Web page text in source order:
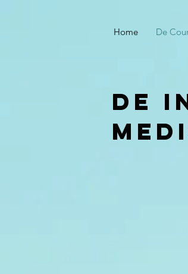
Home De
de